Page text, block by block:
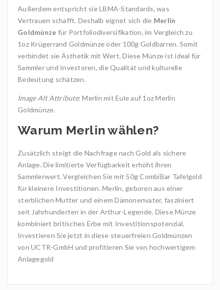
Außerdem entspricht sie LBMA-Standards, was
Vertrauen schafft. Deshalb eignet sich die Merlin
Goldmünze für Portfoliodiversifikation, im Vergleich zu
1oz Krügerrand Goldmünze oder 100g Goldbarren. Somit
verbindet sie Ästhetik mit Wert. Diese Münze ist ideal für
Sammler und Investoren, die Qualität und kulturelle
Bedeutung schätzen.
Image Alt Attribute: Merlin mit Eule auf 1oz Merlin
Goldmünze.
Warum Merlin wählen?
Zusätzlich steigt die Nachfrage nach Gold als sichere
Anlage. Die limitierte Verfügbarkeit erhöht ihren
Sammlerwert. Vergleichen Sie mit 50g CombiBar Tafelgold
für kleinere Investitionen. Merlin, geboren aus einer
sterblichen Mutter und einem Dämonenvater, fasziniert
seit Jahrhunderten in der Arthur-Legende. Diese Münze
kombiniert britisches Erbe mit Investitionspotenzial.
Investieren Sie jetzt in diese steuerfreien Goldmünzen
von UCTR-GmbH und profitieren Sie von hochwertigem
Anlagegold